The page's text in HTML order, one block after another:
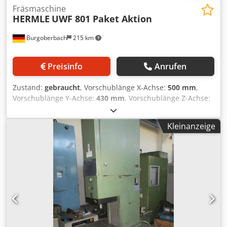
Burgoberbach 215 km
Fräsmaschine
HERMLE UWF 801 Paket Aktion
Preisinfo Anrufen
Zustand: gebraucht, Vorschublänge X-Achse: 500 mm,
Vorschublänge Y-Achse: 430 mm, Vorschublänge Z-Achse:
, Zum Verkauf steht ein Paket von insgesamt 4
Baugleichen Hermle UWF 801 Fräsmaschinen 2 der
Maschinen haben kleine Defekte, die Repariert werden
müssten die anderen beiden sind voll funktionsfähig.
Angeboten wird ein Komplettpaket, es können aber auch
einzelne Maschine zum normalpreis verkauft werden.
Technische Daten: x-Weg: 500 mm y-Weg: 430 mm z-Weg:
400 mm Spindelaufnahme ISO: SK40 Spindelkopf
schwenkbar links und rechts: re/li = 90° ° Pinolenhub
vertikal: 80 mm Drehzahlbereich: 40 - 2000 / 18 step U/min
Vorschub: X+Y: 4 - 1600 steples mm/min Vorschub: Z: 4 -
Kleinanzeige